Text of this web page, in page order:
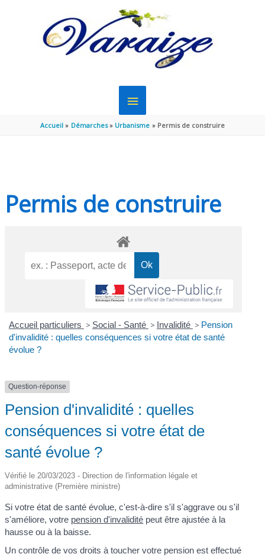
MENU
PRINCIPAL
Accueil Démarches Urbanisme Permis de construire
Permis de construire
Accueil particuliers > Social - Santé > Invalidité > Pension
d'invalidité : quelles conséquences si votre état de santé
évolue ?
Question-réponse
Pension d'invalidité : quelles
conséquences si votre état de
santé évolue ?
Vérifié le 20/03/2023 - Direction de l'information légale et
administrative (Première ministre)
Si votre état de santé évolue, c'est-à-dire s'il s'aggrave ou s'il
s'améliore, votre pension d'invalidité peut être ajustée à la
hausse ou à la baisse.
Un contrôle de vos droits à toucher votre pension est effectué